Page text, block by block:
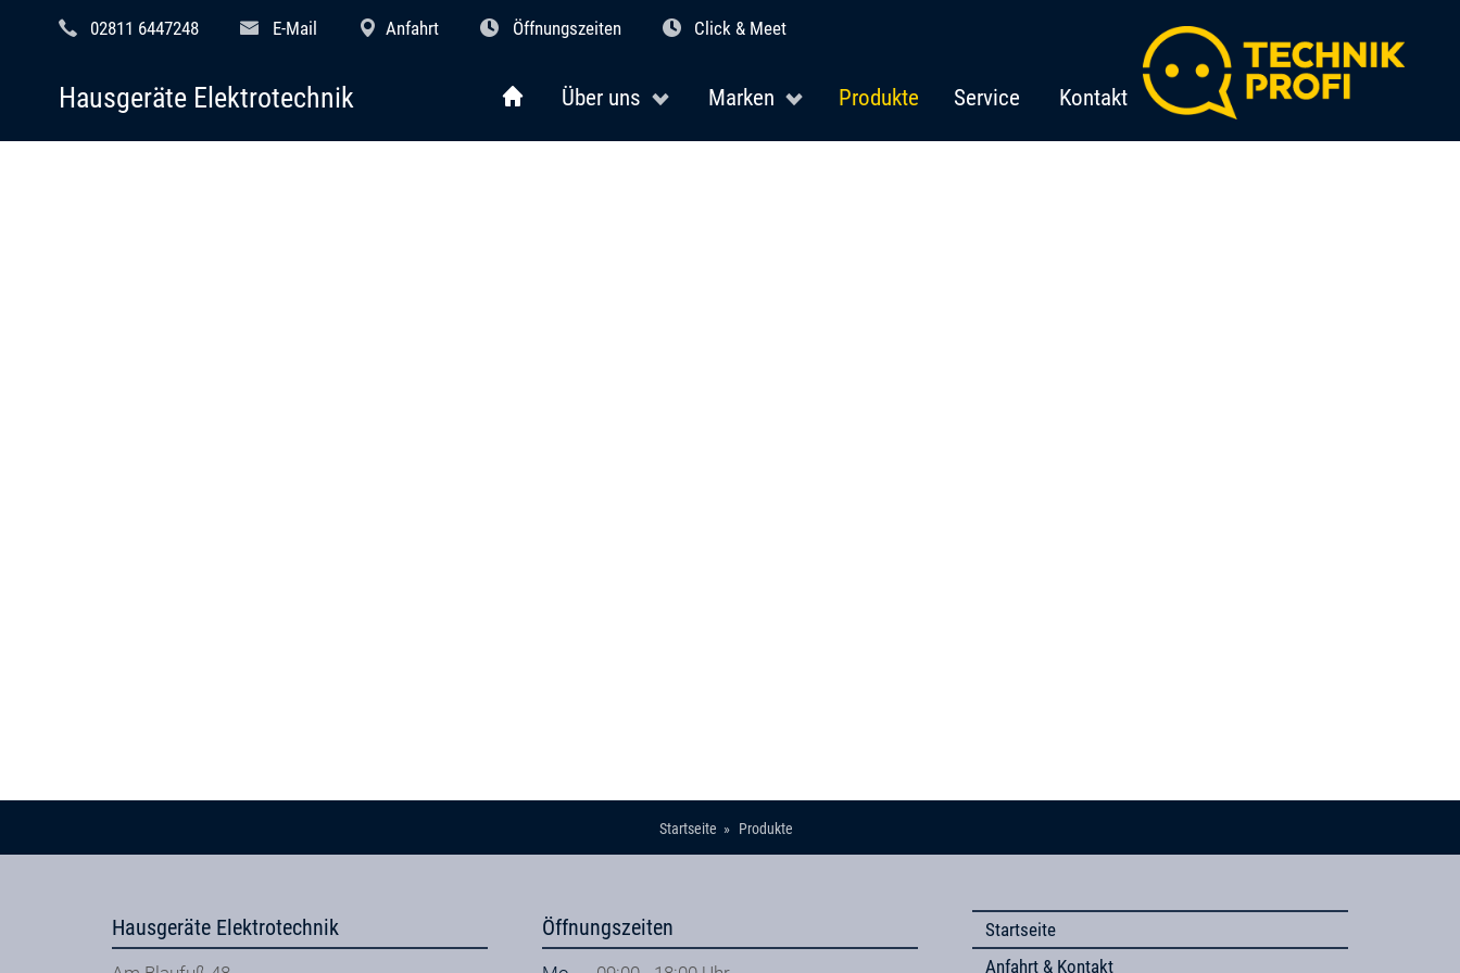
02811 6447248 E-Mail Anfahrt Öffnungszeiten Click & Meet
Über uns Marken Produkte Service Kontakt
Hausgeräte Elektrotechnik
Startseite Produkte
Hausgeräte Elektrotechnik Öffnungszeiten
Startseite
Anfahrt & Kontakt